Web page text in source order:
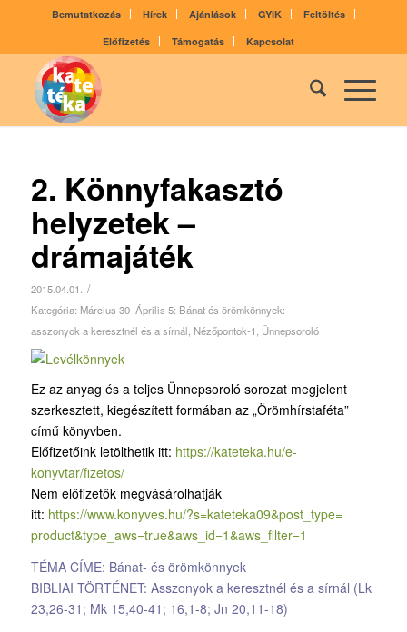
Bemutatkozás Hírek Ajánlások GYIK
Feltöltés
Előfizetés
Támogatás Kapcsolat
2. Könnyfakasztó
helyzetek –
drámajáték
2015.04.01. /
Kategória: Március 30–Április 5: Bánat­ és örömkönnyek:
asszonyok a keresztnél és a sírnál Nézőpontok-1 Ünnepsoroló
Ez az anyag és a teljes Ünnepsoroló sorozat megjelent
szerkesztett, kiegészített formában az „Örömhírstaféta”
című könyvben.
Előfizetőink letölthetik itt: https://kateteka.hu/e-
konyvtar/fizetos/
Nem előfizetők megvásárolhatják
itt: https://www.konyves.hu/?s=kateteka09&post_type=
product&type_aws=true&aws_id=1&aws_filter=1
TÉMA CÍME: Bánat- és örömkönnyek
BIBLIAI TÖRTÉNET: Asszonyok a keresztnél és a sírnál (Lk
23,26-31; Mk 15,40-41; 16,1-8; Jn 20,11-18)